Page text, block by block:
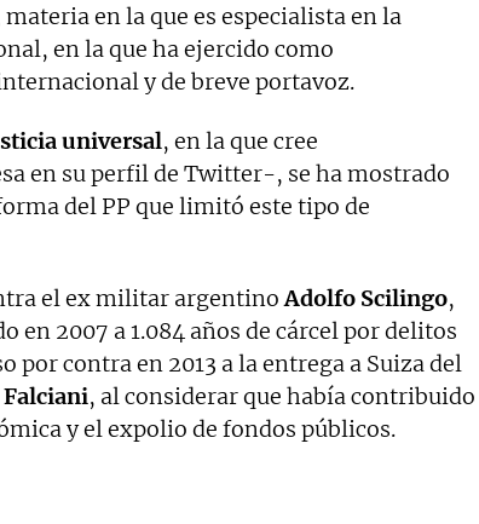
en la que es especialista en la
en la que ha ejercido como
y de breve portavoz.
universal, en la que cree
en su perfil de Twitter-, se ha mostrado
del PP que limitó este tipo de
el ex militar argentinoAdolfo Scilingo,
en 2007 a 1.084 años de cárcel por delitos
por contra en 2013 a la entrega a Suiza del
, al considerar que había contribuido
y el expolio de fondos públicos.